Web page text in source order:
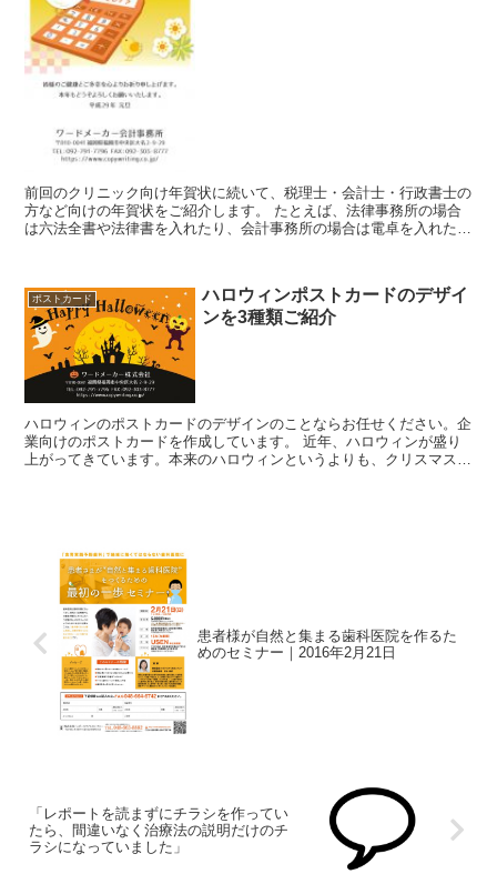
前回のクリニック向け年賀状に続いて、税理士・会計士・行政書士の
方など向けの年賀状をご紹介します。 たとえば、法律事務所の場合
は六法全書や法律書を入れたり、会計事務所の場合は電卓を入れた
ポストカード
ハロウィンポストカードのデザイ
ンを3種類ご紹介
ハロウィンのポストカードのデザインのことならお任せください。企
業向けのポストカードを作成しています。 近年、ハロウィンが盛り
上がってきています。本来のハロウィンというよりも、クリスマスの
患者様が自然と集まる歯科医院を作るた
めのセミナー｜2016年2月21日
「レポートを読まずにチラシを作ってい
たら、間違いなく治療法の説明だけのチ
ラシになっていました」